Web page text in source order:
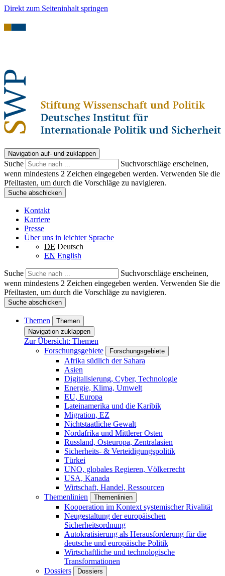
Direkt zum Seiteninhalt springen
Navigation auf- und zuklappen
Suche
Suchvorschläge erscheinen,
wenn mindestens 2 Zeichen eingegeben werden. Verwenden Sie die
Pfeiltasten, um durch die Vorschläge zu navigieren.
Suche abschicken
Kontakt
Karriere
Presse
Über uns in leichter Sprache
DE Deutsch
EN English
Suche
Suchvorschläge erscheinen,
wenn mindestens 2 Zeichen eingegeben werden. Verwenden Sie die
Pfeiltasten, um durch die Vorschläge zu navigieren.
Suche abschicken
Themen
Themen
Navigation zuklappen
Zur Übersicht: Themen
Forschungsgebiete
Forschungsgebiete
Afrika südlich der Sahara
Asien
Digitalisierung, Cyber, Technologie
Energie, Klima, Umwelt
EU, Europa
Lateinamerika und die Karibik
Migration, EZ
Nichtstaatliche Gewalt
Nordafrika und Mittlerer Osten
Russland, Osteuropa, Zentralasien
Sicherheits- & Verteidigungspolitik
Türkei
UNO, globales Regieren, Völkerrecht
USA, Kanada
Wirtschaft, Handel, Ressourcen
Themenlinien
Themenlinien
Kooperation im Kontext systemischer Rivalität
Neugestaltung der europäischen
Sicherheitsordnung
Autokratisierung als Herausforderung für die
deutsche und europäische Politik
Wirtschaftliche und technologische
Transformationen
Dossiers
Dossiers